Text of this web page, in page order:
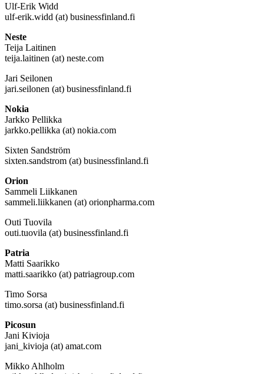
Ulf-Erik Widd
ulf-erik.widd (at) businessfinland.fi
Neste
Teija Laitinen
teija.laitinen (at) neste.com
Jari Seilonen
jari.seilonen (at) businessfinland.fi
Nokia
Jarkko Pellikka
jarkko.pellikka (at) nokia.com
Sixten Sandström
sixten.sandstrom (at) businessfinland.fi
Orion
Sammeli Liikkanen
sammeli.liikkanen (at) orionpharma.com
Outi Tuovila
outi.tuovila (at) businessfinland.fi
Patria
Matti Saarikko
matti.saarikko (at) patriagroup.com
Timo Sorsa
timo.sorsa (at) businessfinland.fi
Picosun
Jani Kivioja
jani_kivioja (at) amat.com
Mikko Ahlholm